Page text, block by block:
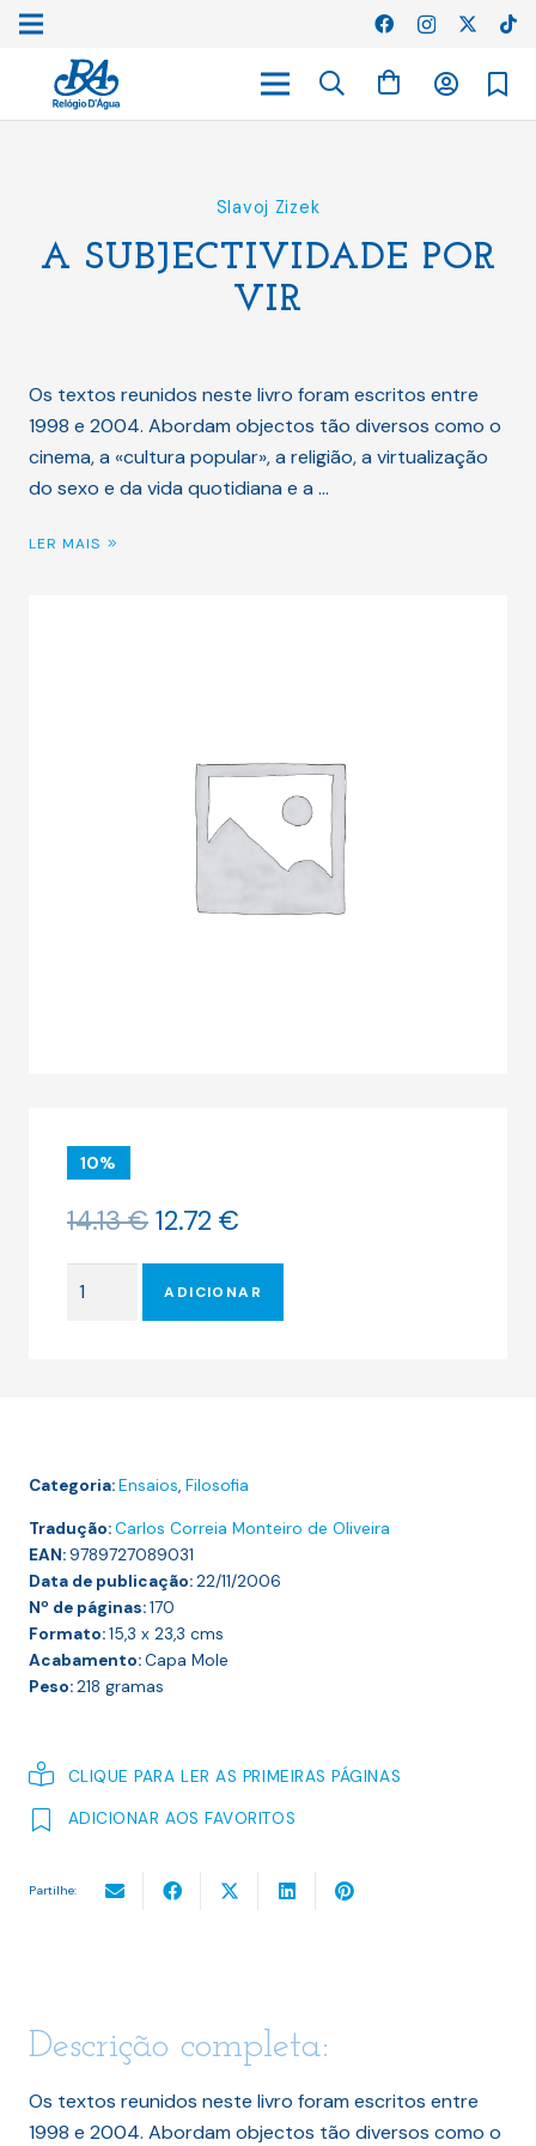
Slavoj Zizek
A SUBJECTIVIDADE POR
VIR
Os textos reunidos neste livro foram escritos entre
1998 e 2004. Abordam objectos tão diversos como o
cinema, a «cultura popular», a religião, a virtualização
do sexo e da vida quotidiana e a …
LER MAIS
10%
14.13€ O
original
era:
14.13 €.
12.72 €
atual
é:
12.72 €.
ADICIONAR
Categoria:Ensaios, Filosofia
Tradução:Carlos Correia Monteiro de Oliveira
EAN:9789727089031
Data de publicação:22/11/2006
Nº de páginas:170
Formato:15,3 x 23,3 cms
Acabamento:Capa Mole
Peso:218 gramas
CLIQUE PARA LER AS PRIMEIRAS PÁGINAS
ADICIONAR AOS FAVORITOS
Partilhe:
Descrição completa:
Os textos reunidos neste livro foram escritos entre
1998 e 2004. Abordam objectos tão diversos como o